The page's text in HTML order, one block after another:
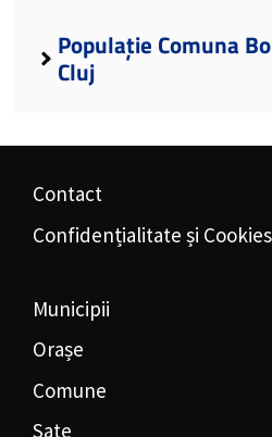
Populație Comuna
Cluj
Contact
Confidențialitate și Cookies
Municipii
Orașe
Comune
Sate